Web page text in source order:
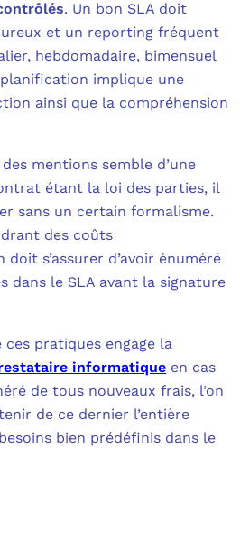
. Un bon SLA doit
et un reporting fréquent
hebdomadaire, bimensuel
implique une
ainsi que la compréhension
mentions semble d’une
étant la loi des parties, il
sans un certain formalisme.
des coûts
s’assurer d’avoir énuméré
dans le SLA avant la signature
ces pratiques engage la
informatique en cas
de tous nouveaux frais, l’on
de ce dernier l’entière
bien prédéfinis dans le